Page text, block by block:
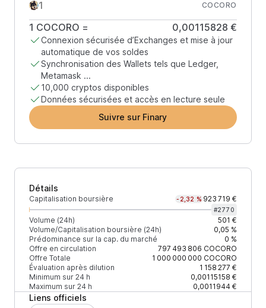
COCORO
1 COCORO = 0,00115828 €
Connexion sécurisée d’Exchanges et mise à jour
automatique de vos soldes
Synchronisation des Wallets tels que Ledger,
Metamask ...
10,000 cryptos disponibles
Données sécurisées et accès en lecture seule
Suivre sur Finary
Détails
Capitalisation boursière -2,32 % 923 719 €
#2770
Volume (24h)
501 €
Volume/Capitalisation boursière (24h)
0,05 %
Prédominance sur la cap. du marché
0 %
Offre en circulation
797 493 806 COCORO
Offre Totale
1 000 000 000 COCORO
Évaluation après dilution
1 158 277 €
Minimum sur 24 h
0,00115158 €
Maximum sur 24 h
0,0011944 €
Liens officiels